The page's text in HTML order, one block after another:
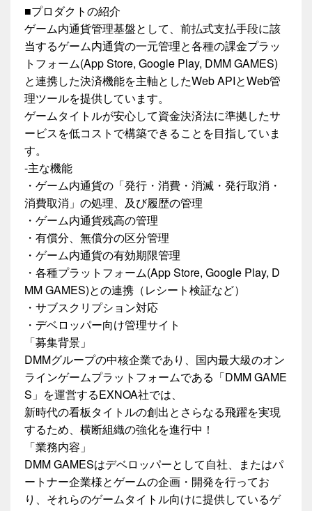
■プロダクトの紹介
ゲーム内通貨管理基盤として、前払式支払手段に該
当するゲーム内通貨の一元管理と各種の課金プラッ
トフォーム(App Store, Google Play, DMM GAMES)
と連携した決済機能を主軸としたWeb APIとWeb管
理ツールを提供しています。
ゲームタイトルが安心して資金決済法に準拠したサ
ービスを低コストで構築できることを目指していま
す。
-主な機能
・ゲーム内通貨の「発行・消費・消滅・発行取消・
消費取消」の処理、及び履歴の管理
・ゲーム内通貨残高の管理
・有償分、無償分の区分管理
・ゲーム内通貨の有効期限管理
・各種プラットフォーム(App Store, Google Play, D
MM GAMES)との連携（レシート検証など）
・サブスクリプション対応
・デベロッパー向け管理サイト
「募集背景」
DMMグループの中核企業であり、国内最大級のオン
ラインゲームプラットフォームである「DMM GAME
S」を運営するEXNOA社では、
新時代の看板タイトルの創出とさらなる飛躍を実現
するため、横断組織の強化を進行中！
「業務内容」
DMM GAMESはデベロッパーとして自社、またはパ
ートナー企業様とゲームの企画・開発を行ってお
り、それらのゲームタイトル向けに提供しているゲ